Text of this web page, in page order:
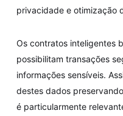
privacidade e otimização
Os contratos inteligentes
possibilitam transações
informações sensíveis.
destes dados
é particularmente